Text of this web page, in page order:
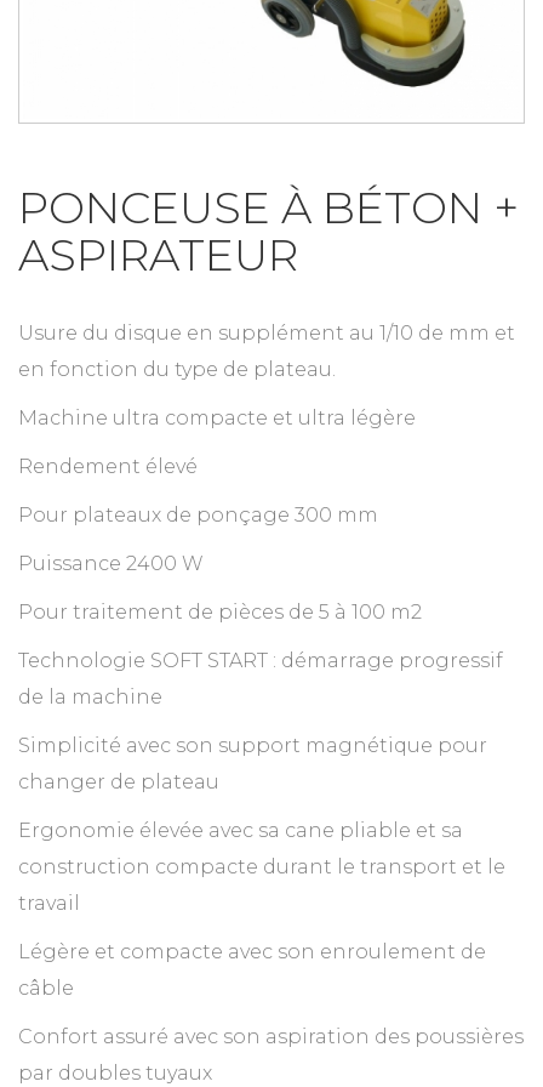
PONCEUSE À BÉTON +
ASPIRATEUR
Usure du disque en supplément au 1/10 de mm et
en fonction du type de plateau.
Machine ultra compacte et ultra légère
Rendement élevé
Pour plateaux de ponçage 300 mm
Puissance 2400 W
Pour traitement de pièces de 5 à 100 m2
Technologie SOFT START : démarrage progressif
de la machine
Simplicité avec son support magnétique pour
changer de plateau
Ergonomie élevée avec sa cane pliable et sa
construction compacte durant le transport et le
travail
Légère et compacte avec son enroulement de
câble
Confort assuré avec son aspiration des poussières
par doubles tuyaux